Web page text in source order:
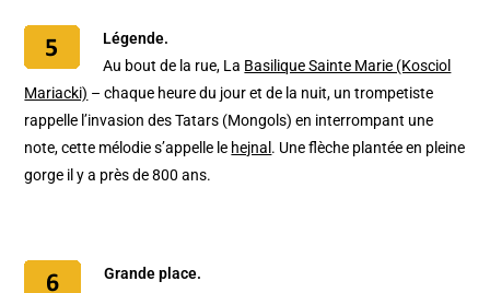
Légende.
Au bout de la rue, La Basilique Sainte Marie (Kosciol
Mariacki) – chaque heure du jour et de la nuit, un trompetiste
rappelle l’invasion des Tatars (Mongols) en interrompant une
note, cette mélodie s’appelle le hejnal . Une flèche plantée en pleine
gorge il y a près de 800 ans.
Grande place.